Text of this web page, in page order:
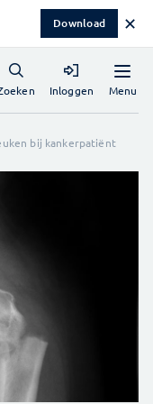
Download ✕
Menu
Inloggen
bij kankerpatiënt